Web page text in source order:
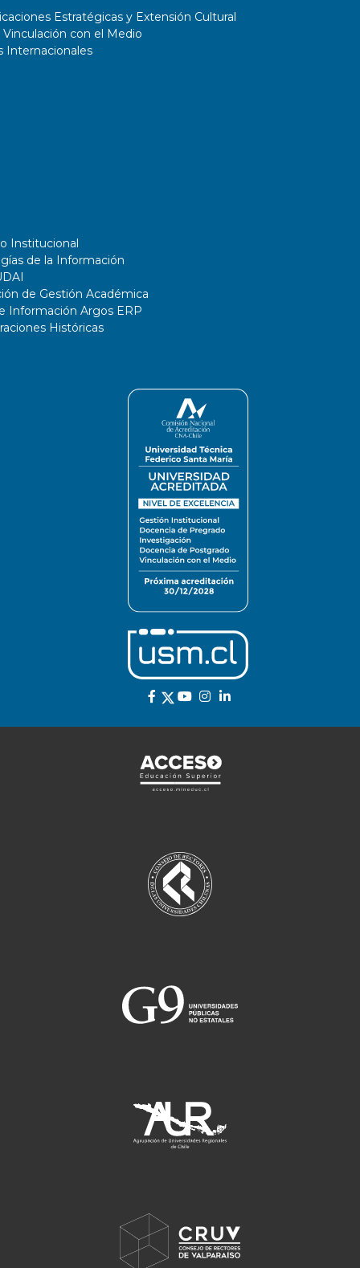
Estratégicas y Extensión Cultural
con el Medio
Internacionales
Institucional
de la Información
de Gestión Académica
Información Argos ERP
Históricas